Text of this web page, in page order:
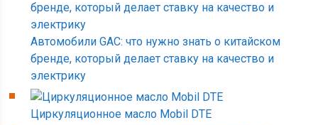
Автомобили GAC: что нужно знать о китайском
бренде, который делает ставку на качество и
электрику
Циркуляционное масло Mobil DTE